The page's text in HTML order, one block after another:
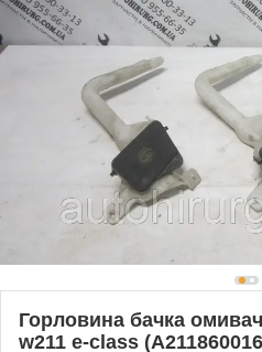
Горловина бачка
w211 e-class